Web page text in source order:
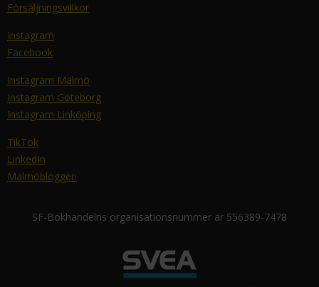
Försäljningsvillkor
Instagram
Facebook
Instagram Malmö
Instagram Göteborg
Instagram Linköping
TikTok
LinkedIn
Malmöbloggen
SF-Bokhandelns organisationsnummer är 556389-7478